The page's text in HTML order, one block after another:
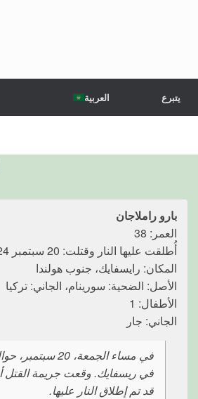
العربية يتبرع
بارو راملاجان
العمر: 38
أُطلقت عليها النار وقتلت: 20 سبتمبر 2024
المكان: رايسفايك، جنوب هولندا
الأصل: الضحية: سورينام، الجاني: تركيا
الأطفال: 1
الجاني: جار
في ريسفايك. وقعت جريمة القتل
قد تم إطلاق النار عليها.